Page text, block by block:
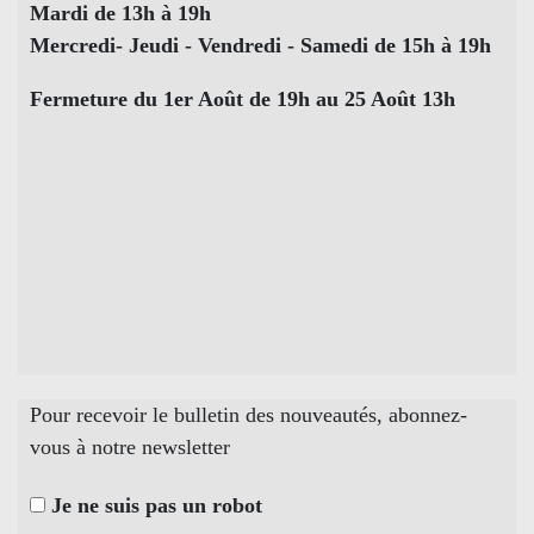
Mardi de 13h à 19h
Mercredi- Jeudi - Vendredi - Samedi de 15h à 19h
Fermeture du 1er Août de 19h au 25 Août 13h
Pour recevoir le bulletin des nouveautés, abonnez-
vous à notre newsletter
Je ne suis pas un robot